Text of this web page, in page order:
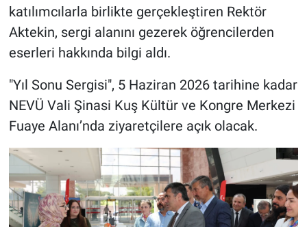
katılımcılarla birlikte gerçekleştiren Rektör
Aktekin, sergi alanını gezerek öğrencilerden
eserleri hakkında bilgi aldı.
"Yıl Sonu Sergisi", 5 Haziran 2026 tarihine kadar
NEVÜ Vali Şinasi Kuş Kültür ve Kongre Merkezi
Fuaye Alanı’nda ziyaretçilere açık olacak.